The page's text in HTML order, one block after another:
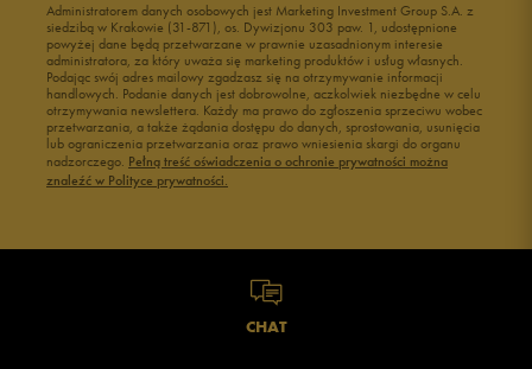
Administratorem danych osobowych jest Marketing Investment Group S.A. z
siedzibą w Krakowie (31-871), os. Dywizjonu 303 paw. 1, udostępnione
powyżej dane będą przetwarzane w prawnie uzasadnionym interesie
administratora, za który uważa się marketing produktów i usług własnych.
Podając swój adres mailowy zgadzasz się na otrzymywanie informacji
handlowych. Podanie danych jest dobrowolne, aczkolwiek niezbędne w celu
otrzymywania newslettera. Każdy ma prawo do zgłoszenia sprzeciwu wobec
przetwarzania, a także żądania dostępu do danych, sprostowania, usunięcia
lub ograniczenia przetwarzania oraz prawo wniesienia skargi do organu
nadzorczego. Pełną treść oświadczenia o ochronie prywatności można
znaleźć w Polityce prywatności.
CHAT